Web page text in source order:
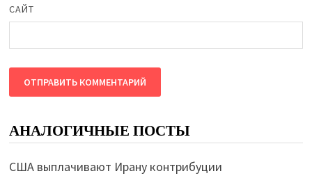
САЙТ
АНАЛОГИЧНЫЕ ПОСТЫ
США выплачивают Ирану контрибуции